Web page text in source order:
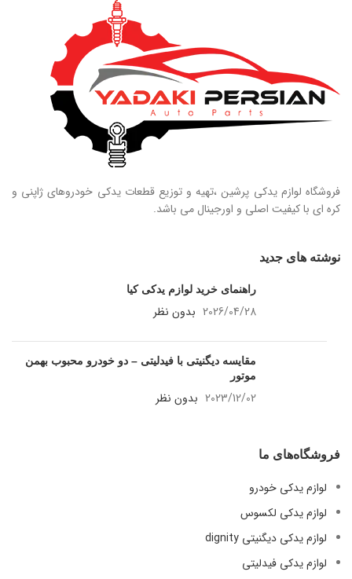
فروشگاه لوازم یدکی پرشین ،تهیه و توزیع قطعات یدکی خودروهای ژاپنی و
کره ای با کیفیت اصلی و اورجینال می باشد.
نوشته های جدید
راهنمای خرید لوازم یدکی کیا
2026/04/28 بدون نظر
مقایسه دیگنیتی با فیدلیتی – دو خودرو محبوب بهمن
موتور
2023/12/02 بدون نظر
فروشگاه‌های ما
لوازم یدکی خودرو
لوازم یدکی لکسوس
لوازم یدکی دیگنیتی dignity
لوازم یدکی فیدلیتی